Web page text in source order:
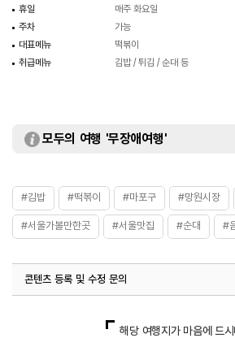
휴일
매주 화요일
주차
가능
대표메뉴
떡볶이
취급메뉴
김밥 / 튀김 / 순대 등
모두의 여행 '무장애여행'
#김밥 #떡볶이 #마포구 #망원시장
#서울가볼만한곳 #서울맛집 #순대 #
콘텐츠 등록 및 수정 문의
해당 여행지가 마음에 드